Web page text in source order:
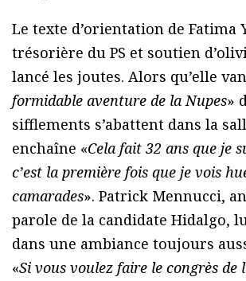
Le texte d’orientation de Fatima
trésorière du PS et soutien
lancé les joutes. Alors qu’elle
formidable aventure de la Nupes»
sifflements s’abattent dans la
enchaîne «Cela fait 32 ans que je
c’est la première fois que je vois
camarades». Patrick Mennucci,
parole de la candidate Hidalgo,
dans une ambiance toujours
«Si vous voulez faire le congrès de